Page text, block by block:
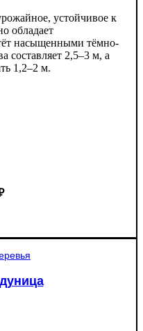
устойчивое к
обладает
насыщенными тёмно-
составляет 2,5–3 м, а
1,2–2 м.